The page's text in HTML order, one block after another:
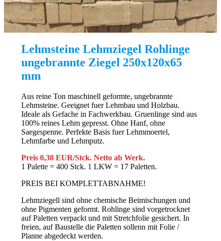
Lehmsteine Lehmziegel Rohlinge
ungebrannte Ziegel 250x120x65
mm
Aus reine Ton maschinell geformte, ungebrannte
Lehmsteine. Geeignet fuer Lehmbau und Holzbau.
Ideale als Gefache in Fachwerkbau. Gruenlinge sind aus
100% reines Lehm gepresst. Ohne Hanf, ohne
Saegespenne. Perfekte Basis fuer Lehmmoertel,
Lehmfarbe und Lehmputz.
Preis 0,38 EUR/Stck. Netto ab Werk.
1 Palette = 400 Stck. 1 LKW = 17 Paletten.
PREIS BEI KOMPLETTABNAHME!
Lehmziegell sind ohne chemische Beimischungen und
ohne Pigmenten geformt. Rohlinge sind vorgetrocknet
auf Paletten verpackt und mit Stretchfolie gesichert. In
freien, auf Baustelle die Paletten sollenn mit Folie /
Planne abgedeckt werden.